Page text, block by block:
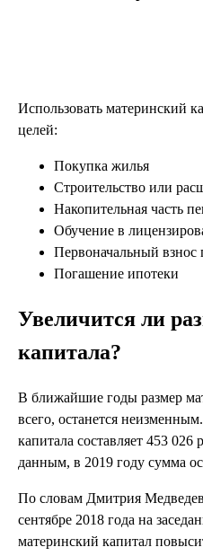
Использовать материнский
целей:
Покупка жилья
Строительство или
Накопительная часть
Обучение в
Первоначальный взнос
Погашение ипотеки
Увеличится ли
капитала?
В ближайшие годы размер
всего, останется
капитала составляет 453
данным, в 2019 году сумма
По словам Дмитрия
сентябре 2018 года на
материнский капитал